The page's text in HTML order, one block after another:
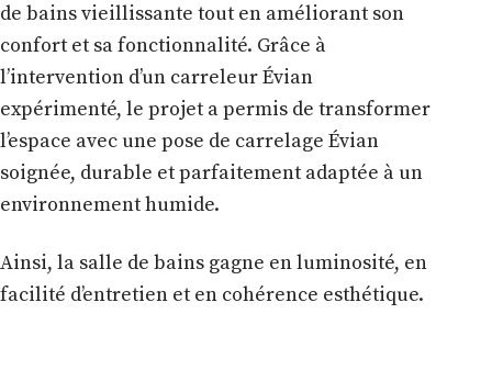
de bains vieillissante tout en améliorant son
confort et sa fonctionnalité. Grâce à
l’intervention d’un carreleur Évian
expérimenté, le projet a permis de transformer
l’espace avec une pose de carrelage Évian
soignée, durable et parfaitement adaptée à un
environnement humide.
Ainsi, la salle de bains gagne en luminosité, en
facilité d’entretien et en cohérence esthétique.